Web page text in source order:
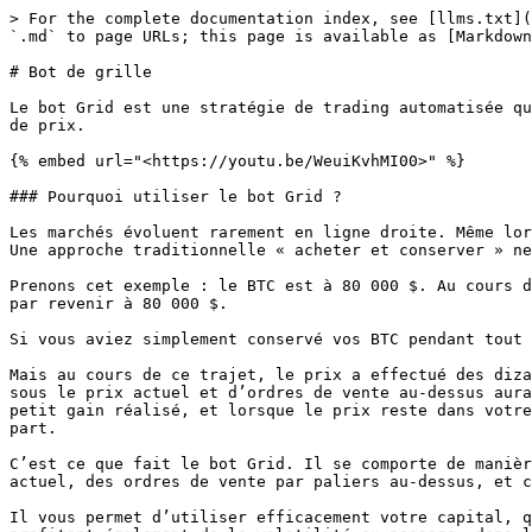
> For the complete documentation index, see [llms.txt](https://docs.goodcrypto.app/llms.txt). Markdown versions of documentation pages are available by appending `.md` to page URLs; this page is available as [Markdown](https://docs.goodcrypto.app/goodcryptox-fr/trading-cex/bots/bot-de-grille.md).

# Bot de grille

Le bot Grid est une stratégie de trading automatisée qui monétise les fluctuations de prix en plaçant une grille d’ordres d’achat et de vente dans une certaine plage de prix.

{% embed url="<https://youtu.be/WeuiKvhMI00>" %}

### Pourquoi utiliser le bot Grid ?

Les marchés évoluent rarement en ligne droite. Même lors de fortes tendances, le prix oscille constamment — il monte, recule, rebondit, se consolide, puis recommence. Une approche traditionnelle « acheter et conserver » ne profite que du mouvement directionnel. Le bot Grid profite du mouvement *lui-même*.

Prenons cet exemple : le BTC est à 80 000 $. Au cours du mois suivant, il grimpe à 95 000 $, redescend à 82 000 $, remonte à 91 000 $, retombe à 85 000 $, puis finit par revenir à 80 000 $.

Si vous aviez simplement conservé vos BTC pendant tout cela, votre résultat net serait nul.

Mais au cours de ce trajet, le prix a effectué des dizaines d’oscillations — chacune représentant une opportunité de trading potentielle. Une grille d’ordres d’achat sous le prix actuel et d’ordres de vente au-dessus aurait capturé un profit sur chaque rebond, creux et reprise en chemin. Chaque cycle achat–vente verrouille un petit gain réalisé, et lorsque le prix reste dans votre plage, ces gains se cumulent pour produire des rendements significatifs — même lorsque le marché ne va nulle part.

C’est ce que fait le bot Grid. Il se comporte de manière similaire à une stratégie structurée de market making : il place des ordres d’achat par paliers sous le prix actuel, des ordres de vente par paliers au-dessus, et capture à répétition l’écart entre les deux à mesure que le prix oscille.

Il vous permet d’utiliser efficacement votre capital, qui serait autrement inactif pendant les marchés latéraux, et d’exprimer votre vision du marché tout en profitant également de la volatilité au passage, dans les marchés haussiers ou baissiers.

#### Meilleures conditions de marché pour le trading en grille

Le trading en grille est le plus efficace lorsque le **prix évolue dans une plage définie** (marchés latéraux). Le bot Grid standard ou [neutre](#neutral-grid) est utilisé pour cela. Plus le prix oscille dans la plage et plus il y reste longtemps, plus le profit du bot Grid est élevé.&#x20;

Pour les marchés en range — lorsque le **prix est en tendance haussière ou baissière** mais reste volatil, oscillant autour de la tendance — goodcryptoX propose des bots Grid [long](#long-grid) et [short](#short-grid) respectivement. Avec ces bots, vous profitez toujours de chaque variation de prix à l’intérieur de la plage de la grille, tout en tirant également un rendement du mouvement directionnel du prix.

#### **Cas d’usage courants du bot Grid :**

Les deux cas d’usage les plus courants du trading en grille sont :

* **Profiter des marchés latéraux.** Lorsque le prix se consolide et que vous n’avez pas de vision directionnelle forte, une grille neutre capture le mouvement d’aller-retour dans la plage que vous définissez.
*